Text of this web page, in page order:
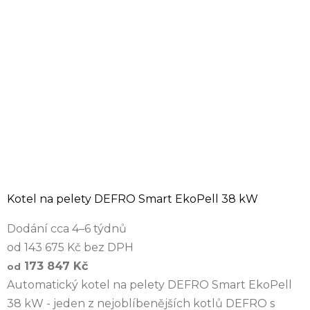
Kotel na pelety DEFRO Smart EkoPell 38 kW
Dodání cca 4–6 týdnů
od 143 675 Kč bez DPH
od 173 847 Kč
Automatický kotel na pelety DEFRO Smart EkoPell
38 kW - jeden z nejoblíbenějších kotlů DEFRO s